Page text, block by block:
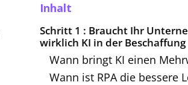
Inhalt
Schritt 1 : Braucht Ihr
wirklich KI in der Beschaffung
Wann bringt KI einen
Wann ist RPA die bessere